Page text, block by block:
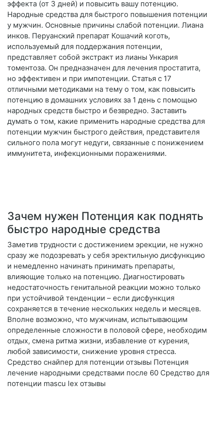
эффекта (от 3 дней) и повысить вашу потенцию.
Народные средства для быстрого повышения потенции
у мужчин. Основные причины слабой потенции. Лиана
инков. Перуанский препарат Кошачий коготь,
используемый для поддержания потенции,
представляет собой экстракт из лианы Ункария
томентоза. Он предназначен для лечения простатита,
но эффективен и при импотенции. Статья с 17
отличными методиками на тему о том, как повысить
потенцию в домашних условиях за 1 день с помощью
народных средств быстро и безвредно. Заставить
думать о том, какие применить народные средства для
потенции мужчин быстрого действия, представителя
сильного пола могут недуги, связанные с понижением
иммунитета, инфекционными поражениями.
Зачем нужен Потенция как поднять
быстро народные средства
Заметив трудности с достижением эрекции, не нужно
сразу же подозревать у себя эректильную дисфункцию
и немедленно начинать принимать препараты,
влияющие только на потенцию. Диагностировать
недостаточность генитальной реакции можно только
при устойчивой тенденции – если дисфункция
сохраняется в течение нескольких недель и месяцев.
Вполне возможно, что мужчинам, испытывающим
определенные сложности в половой сфере, необходим
отдых, смена ритма жизни, избавление от курения,
любой зависимости, снижение уровня стресса.
Средство снайпер для потенции отзывы Потенция
лечение народными средствами после 60 Средство для
потенции mascu lex отзывы